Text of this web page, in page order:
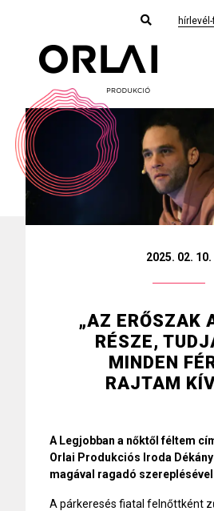
2025. 02. 10.
„AZ ERŐSZAK
RÉSZE,
MINDEN
RAJTAM
A Legjobban a nőktől féltem
Orlai Produkciós Iroda
magával ragadó
A párkeresés fiatal felnőttként